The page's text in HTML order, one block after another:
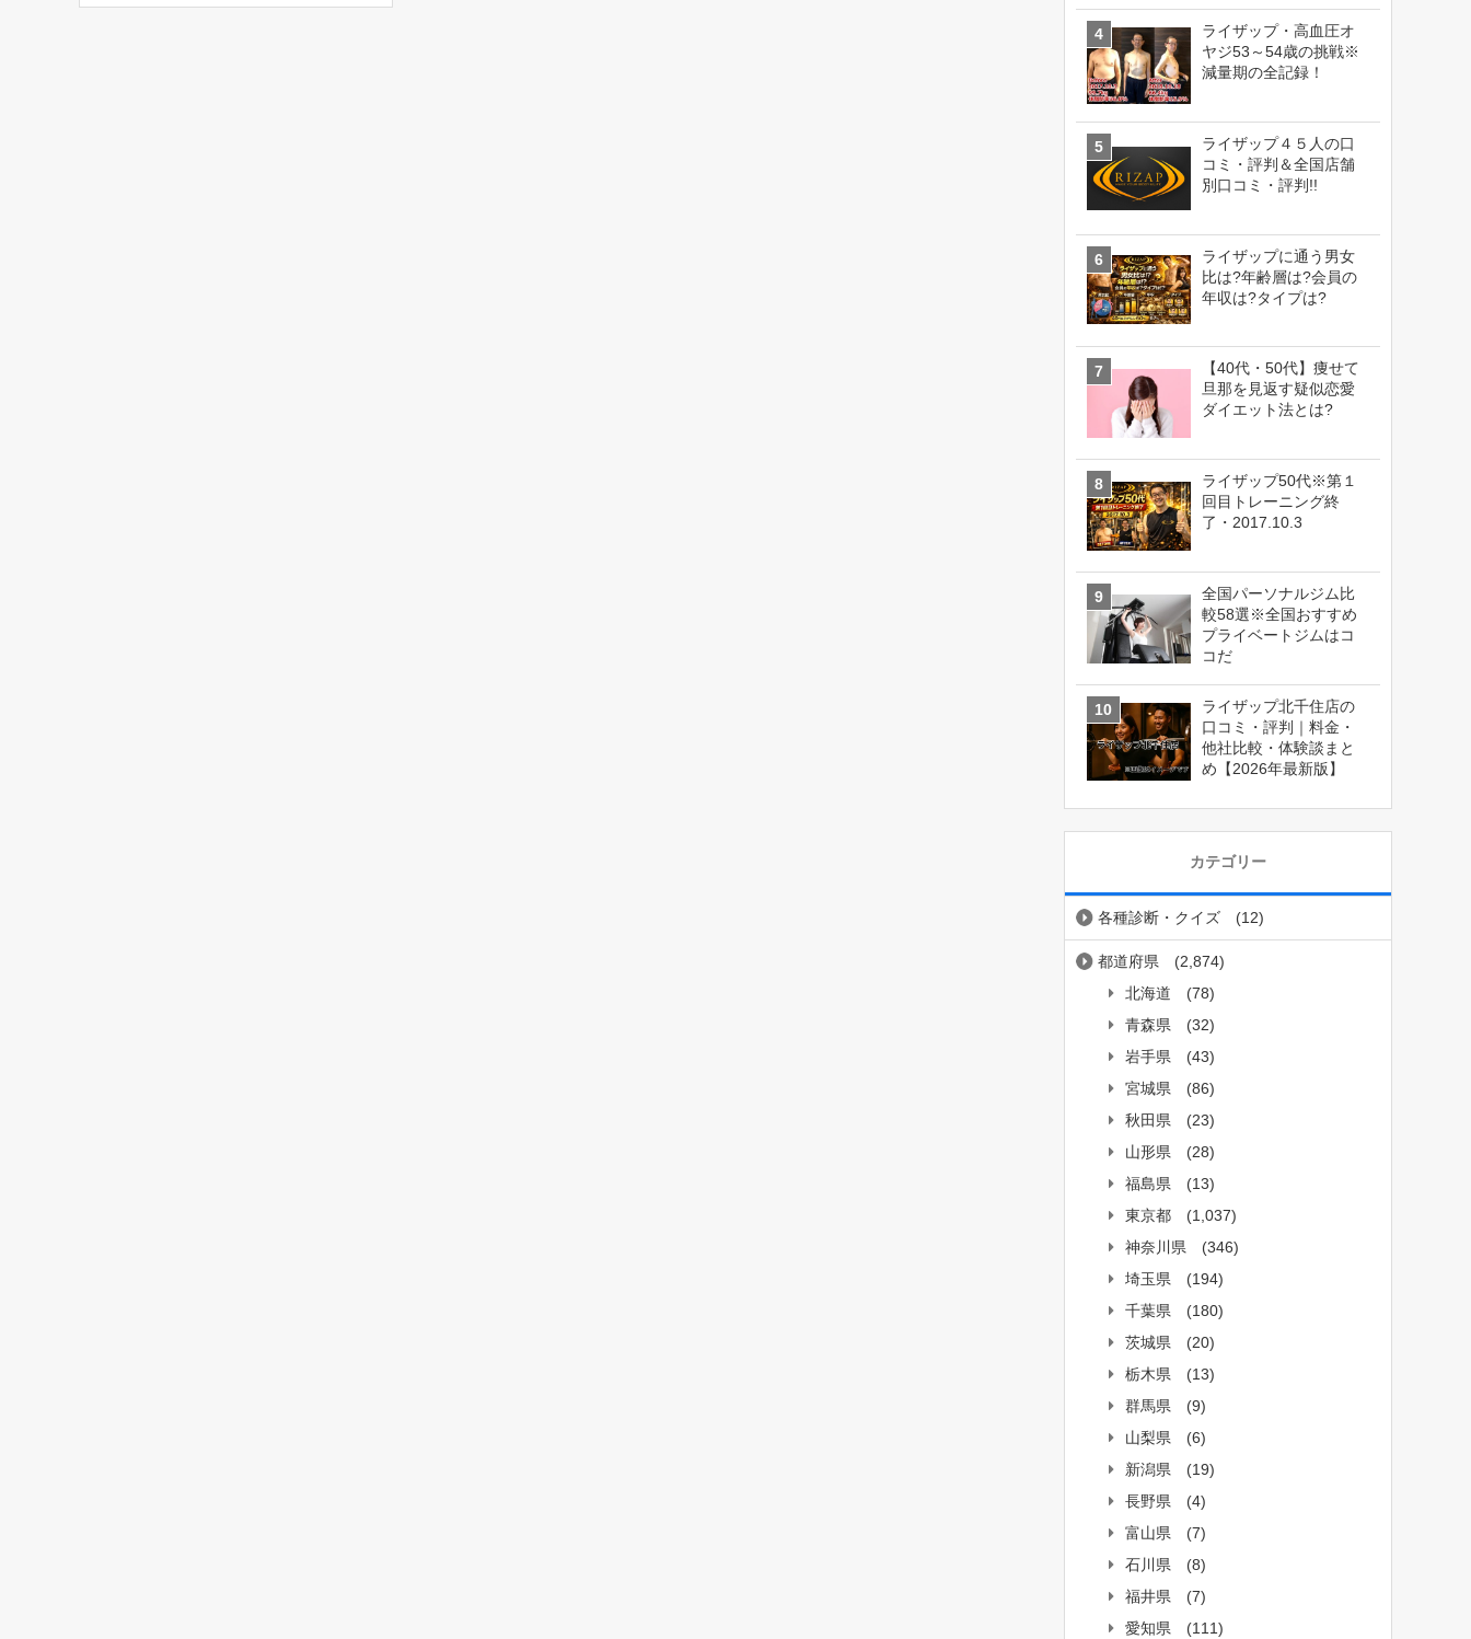
APを経験して強く感じたのは、ジム選
ライザップ・高血圧オ
ヤジ53～54歳の挑戦※
減量期の全記録！
ライザップ４５人の口
コミ・評判＆全国店舗
別口コミ・評判!!
ライザップに通う男女
比は?年齢層は?会員の
年収は?タイプは?
【40代・50代】痩せて
旦那を見返す疑似恋愛
ダイエット法とは?
ライザップ50代※第１
回目トレーニング終
了・2017.10.3
全国パーソナルジム比
較58選※全国おすすめ
プライベートジムはコ
コだ
ライザップ北千住店の
口コミ・評判｜料金・
他社比較・体験談まと
め【2026年最新版】
カテゴリー
各種診断・クイズ (12)
都道府県
(2,874)
北海道
(78)
青森県
(32)
岩手県
(43)
宮城県
(86)
秋田県
(23)
山形県
(28)
福島県
(13)
東京都
(1,037)
神奈川県
(346)
埼玉県
(194)
千葉県
(180)
茨城県
(20)
栃木県
(13)
群馬県
(9)
山梨県
(6)
新潟県
(19)
長野県
(4)
富山県
(7)
石川県
(8)
福井県
(7)
愛知県
(111)